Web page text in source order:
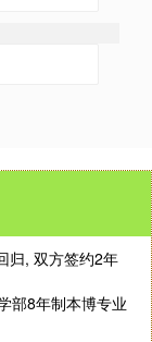
归, 双方签约2年
部8年制本博专业